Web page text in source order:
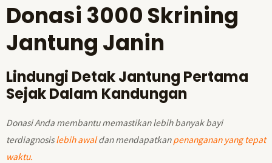
Donasi 3000 Skrining
Jantung Janin
Lindungi Detak Jantung Pertama
Sejak Dalam Kandungan
Donasi Anda membantu memastikan lebih banyak bayi
terdiagnosislebih awaldan mendapatkanpenanganan yang tepat
waktu.